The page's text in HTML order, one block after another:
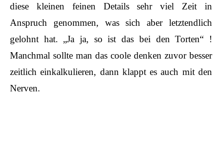
diese kleinen feinen Details sehr viel Zeit in
Anspruch genommen, was sich aber letztendlich
gelohnt hat. „Ja ja, so ist das bei den Torten“ !
Manchmal sollte man das coole denken zuvor besser
zeitlich einkalkulieren, dann klappt es auch mit den
Nerven.